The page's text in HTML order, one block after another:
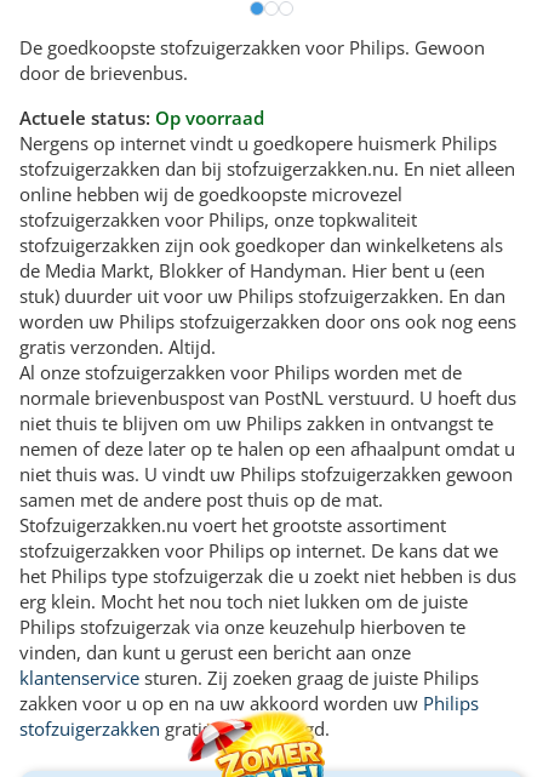
De goedkoopste stofzuigerzakken voor Philips. Gewoon
door de brievenbus.
Actuele status: Op voorraad
Nergens op internet vindt u goedkopere huismerk Philips
stofzuigerzakken dan bij stofzuigerzakken.nu. En niet alleen
online hebben wij de goedkoopste microvezel
stofzuigerzakken voor Philips, onze topkwaliteit
stofzuigerzakken zijn ook goedkoper dan winkelketens als
de Media Markt, Blokker of Handyman. Hier bent u (een
stuk) duurder uit voor uw Philips stofzuigerzakken. En dan
worden uw Philips stofzuigerzakken door ons ook nog eens
gratis verzonden. Altijd.
Al onze stofzuigerzakken voor Philips worden met de
normale brievenbuspost van PostNL verstuurd. U hoeft dus
niet thuis te blijven om uw Philips zakken in ontvangst te
nemen of deze later op te halen op een afhaalpunt omdat u
niet thuis was. U vindt uw Philips stofzuigerzakken gewoon
samen met de andere post thuis op de mat.
Stofzuigerzakken.nu voert het grootste assortiment
stofzuigerzakken voor Philips op internet. De kans dat we
het Philips type stofzuigerzak die u zoekt niet hebben is dus
erg klein. Mocht het nou toch niet lukken om de juiste
Philips stofzuigerzak via onze keuzehulp hierboven te
vinden, dan kunt u gerust een bericht aan onze
klantenservice sturen. Zij zoeken graag de juiste Philips
zakken voor u op en na uw akkoord worden uw Philips
stofzuigerzakken gratis thuisbezorgd.